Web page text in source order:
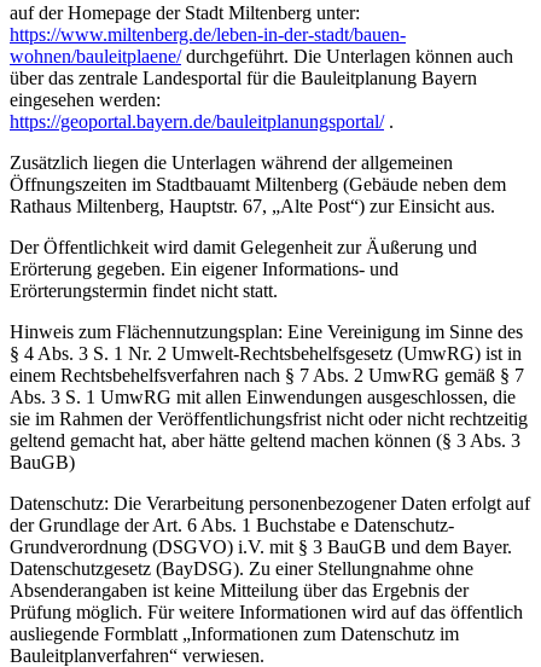
auf der Homepage der Stadt Miltenberg unter:
https://www.miltenberg.de/leben-in-der-stadt/bauen-
wohnen/bauleitplaene/durchgeführt. Die Unterlagen können auch
über das zentrale Landesportal für die Bauleitplanung Bayern
eingesehen werden:
https://geoportal.bayern.de/bauleitplanungsportal/.
Zusätzlich liegen die Unterlagen während der allgemeinen
Öffnungszeiten im Stadtbauamt Miltenberg (Gebäude neben dem
Rathaus Miltenberg, Hauptstr. 67, „Alte Post“) zur Einsicht aus.
Der Öffentlichkeit wird damit Gelegenheit zur Äußerung und
Erörterung gegeben. Ein eigener Informations- und
Erörterungstermin findet nicht statt.
Hinweis zum Flächennutzungsplan: Eine Vereinigung im Sinne des
§ 4 Abs. 3 S. 1 Nr. 2 Umwelt-Rechtsbehelfsgesetz (UmwRG) ist in
einem Rechtsbehelfsverfahren nach § 7 Abs. 2 UmwRG gemäß § 7
Abs. 3 S. 1 UmwRG mit allen Einwendungen ausgeschlossen, die
sie im Rahmen der Veröffentlichungsfrist nicht oder nicht rechtzeitig
geltend gemacht hat, aber hätte geltend machen können (§ 3 Abs. 3
BauGB)
Datenschutz: Die Verarbeitung personenbezogener Daten erfolgt auf
der Grundlage der Art. 6 Abs. 1 Buchstabe e Datenschutz-
Grundverordnung (DSGVO) i.V. mit § 3 BauGB und dem Bayer.
Datenschutzgesetz (BayDSG). Zu einer Stellungnahme ohne
Absenderangaben ist keine Mitteilung über das Ergebnis der
Prüfung möglich. Für weitere Informationen wird auf das öffentlich
ausliegende Formblatt „Informationen zum Datenschutz im
Bauleitplanverfahren“ verwiesen.